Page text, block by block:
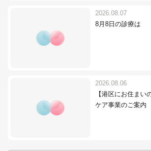
2026.08.07
8月8日の診療は
2026.08.06
【港区にお住まい
ケア事業のご案内